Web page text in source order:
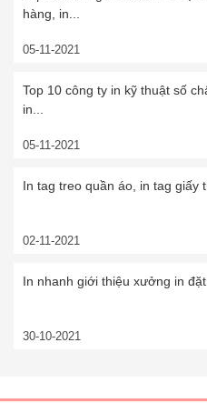
hàng, in...
05-11-2021
Top 10 công ty in kỹ thuật số
in...
05-11-2021
In tag treo quần áo, in tag giấy
02-11-2021
In nhanh giới thiệu xưởng in đặt
30-10-2021